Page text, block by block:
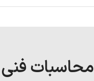
محاسبات فنی